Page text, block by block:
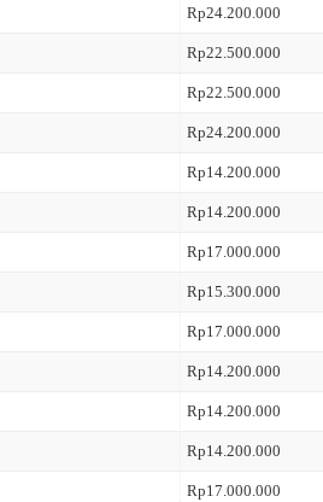
Rp24.200.000
Rp22.500.000
Rp22.500.000
Rp24.200.000
Rp14.200.000
Rp14.200.000
Rp17.000.000
Rp15.300.000
Rp17.000.000
Rp14.200.000
Rp14.200.000
Rp14.200.000
Rp17.000.000